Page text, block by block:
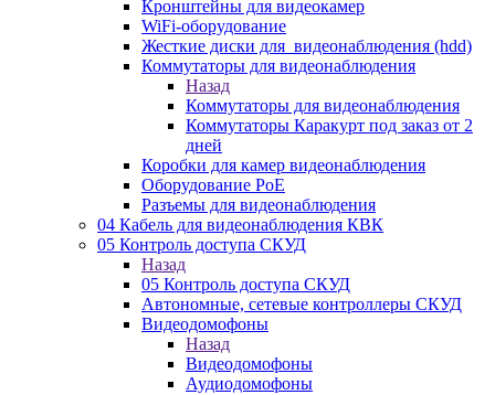
Кронштейны для видеокамер
WiFi-оборудование
Жесткие диски для_видеонаблюдения (hdd)
Коммутаторы для видеонаблюдения
Назад
Коммутаторы для видеонаблюдения
Коммутаторы Каракурт под заказ от 2
дней
Коробки для камер видеонаблюдения
Оборудование PoE
Разъемы для видеонаблюдения
04 Кабель для видеонаблюдения КВК
05 Контроль доступа СКУД
Назад
05 Контроль доступа СКУД
Автономные, сетевые контроллеры СКУД
Видеодомофоны
Назад
Видеодомофоны
Аудиодомофоны